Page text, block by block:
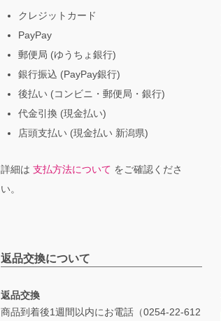
クレジットカード
PayPay
郵便局 (ゆうちょ銀行)
銀行振込 (PayPay銀行)
後払い (コンビニ・郵便局・銀行)
代金引換 (現金払い)
店頭支払い (現金払い 新潟県)
詳細は 支払方法について をご確認くださ
い。
返品交換について
返品交換
商品到着後1週間以内にお電話（0254-22-612